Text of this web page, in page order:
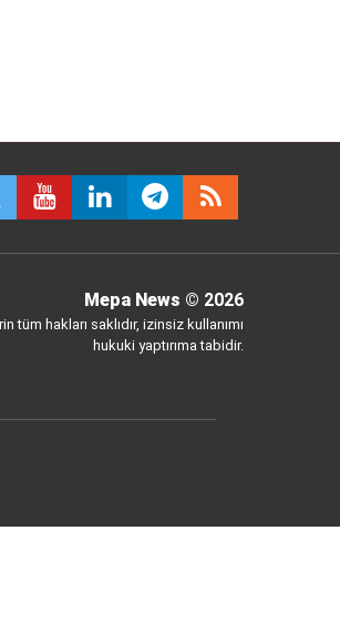
Mepa News © 2026
hakları saklıdır, izinsiz kullanımı
hukuki yaptırıma tabidir.